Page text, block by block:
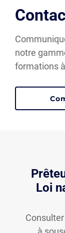
notre
formations
Loi